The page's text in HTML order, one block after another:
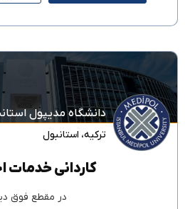
دانشگاه مدیپول
ترکیه، استانبول
کاردانی خدمات
در مقطع فوق